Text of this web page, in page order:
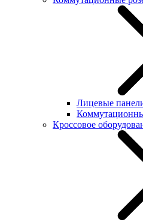
Лицевые
Кроссовое